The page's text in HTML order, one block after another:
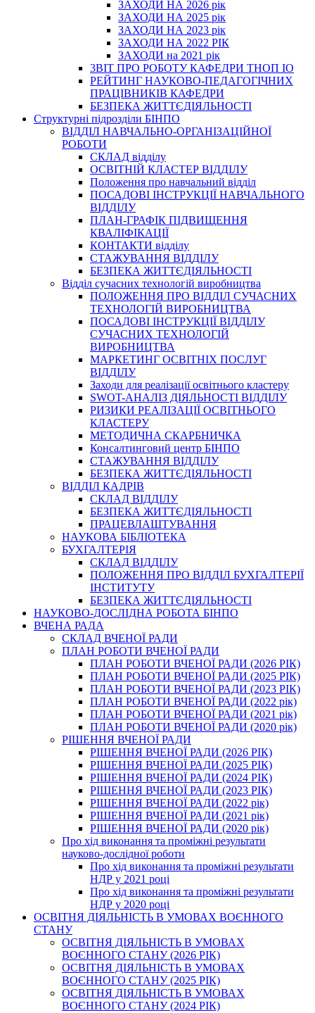
ЗАХОДИ НА 2026 рік
ЗАХОДИ НА 2025 рік
ЗАХОДИ НА 2023 рік
ЗАХОДИ НА 2022 РІК
ЗАХОДИ на 2021 рік
3BIT ПРО РОБОТУ КАФЕДРИ ТНОП ІО
РЕЙТИНГ НАУКОВО-ПЕДАГОГІЧНИХ
ПРАЦІВНИКІВ КАФЕДРИ
БЕЗПЕКА ЖИТТЄДІЯЛЬНОСТІ
Структурні підрозділи БІНПО
ВІДДІЛ НАВЧАЛЬНО-ОРГАНІЗАЦІЙНОЇ
РОБОТИ
СКЛАД відділу
ОСВІТНІЙ КЛАСТЕР ВІДДІЛУ
Положення про навчальний вiддiл
ПОСАДОВІ ІНСТРУКЦІЇ НАВЧАЛЬНОГО
ВІДДІЛУ
ПЛАН-ГРАФІК ПІДВИЩЕННЯ
КВАЛІФІКАЦІЇ
КОНТАКТИ відділу
СТАЖУВАННЯ ВІДДІЛУ
БЕЗПЕКА ЖИТТЄДІЯЛЬНОСТІ
Відділ сучасних технологій виробництва
ПОЛОЖЕННЯ ПРО ВІДДІЛ СУЧАСНИХ
ТЕХНОЛОГІЙ ВИРОБНИЦТВА
ПОСАДОВІ ІНСТРУКЦІЇ ВІДДІЛУ
СУЧАСНИХ ТЕХНОЛОГІЙ
ВИРОБНИЦТВА
МАРКЕТИНГ ОСВІТНІХ ПОСЛУГ
ВІДДІЛУ
Заходи для реалізації освітнього кластеру
SWOT-АНАЛІЗ ДІЯЛЬНОСТІ ВІДДІЛУ
РИЗИКИ РЕАЛІЗАЦІЇ ОСВІТНЬОГО
КЛАСТЕРУ
МЕТОДИЧНА СКАРБНИЧКА
Консалтинговий центр БІНПО
СТАЖУВАННЯ ВІДДІЛУ
БЕЗПЕКА ЖИТТЄДІЯЛЬНОСТІ
ВІДДІЛ КАДРІВ
СКЛАД ВІДДІЛУ
БЕЗПЕКА ЖИТТЄДІЯЛЬНОСТІ
ПРАЦЕВЛАШТУВАННЯ
НАУКОВА БІБЛІОТЕКА
БУХГАЛТЕРІЯ
СКЛАД ВІДДІЛУ
ПОЛОЖЕННЯ ПРО ВІДДІЛ БУХГАЛТЕРІЇ
ІНСТИТУТУ
БЕЗПЕКА ЖИТТЄДІЯЛЬНОСТІ
НАУКОВО-ДОСЛІДНА РОБОТА БІНПО
ВЧЕНА РАДА
СКЛАД ВЧЕНОЇ РАДИ
ПЛАН РОБОТИ ВЧЕНОЇ РАДИ
ПЛАН РОБОТИ ВЧЕНОЇ РАДИ (2026 РІК)
ПЛАН РОБОТИ ВЧЕНОЇ РАДИ (2025 РІК)
ПЛАН РОБОТИ ВЧЕНОЇ РАДИ (2023 РІК)
ПЛАН РОБОТИ ВЧЕНОЇ РАДИ (2022 рік)
ПЛАН РОБОТИ ВЧЕНОЇ РАДИ (2021 рік)
ПЛАН РОБОТИ ВЧЕНОЇ РАДИ (2020 рік)
РІШЕННЯ ВЧЕНОЇ РАДИ
РІШЕННЯ ВЧЕНОЇ РАДИ (2026 РІК)
РІШЕННЯ ВЧЕНОЇ РАДИ (2025 РІК)
РІШЕННЯ ВЧЕНОЇ РАДИ (2024 РІК)
РІШЕННЯ ВЧЕНОЇ РАДИ (2023 РІК)
РІШЕННЯ ВЧЕНОЇ РАДИ (2022 рік)
РІШЕННЯ ВЧЕНОЇ РАДИ (2021 рік)
РІШЕННЯ ВЧЕНОЇ РАДИ (2020 рік)
Про хід виконання та проміжні результати
науково-дослідної роботи
Про хід виконання та проміжні результати
НДР у 2021 році
Про хід виконання та проміжні результати
НДР у 2020 році
ОСВІТНЯ ДІЯЛЬНІСТЬ В УМОВАХ ВОЄННОГО
СТАНУ
ОСВІТНЯ ДІЯЛЬНІСТЬ В УМОВАХ
ВОЄННОГО СТАНУ (2026 РІК)
ОСВІТНЯ ДІЯЛЬНІСТЬ В УМОВАХ
ВОЄННОГО СТАНУ (2025 РІК)
ОСВІТНЯ ДІЯЛЬНІСТЬ В УМОВАХ
ВОЄННОГО СТАНУ (2024 РІК)